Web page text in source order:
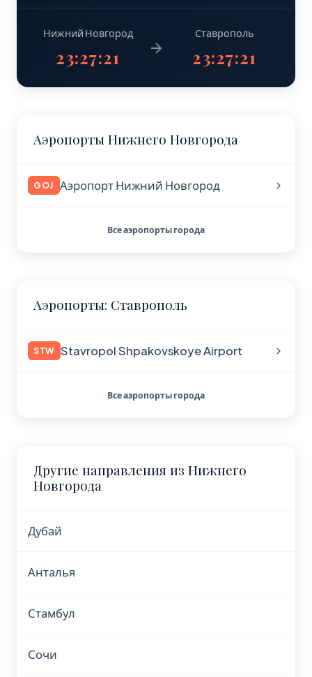
Нижний Новгород
23:27:22
Ставрополь
23:27:22
Аэропорты Нижнего Новгорода
GOJ Аэропорт Нижний Новгород
Все аэропорты города
Аэропорты: Ставрополь
STW Stavropol Shpakovskoye Airport
Все аэропорты города
Другие направления из Нижнего
Новгорода
Дубай
Анталья
Стамбул
Сочи